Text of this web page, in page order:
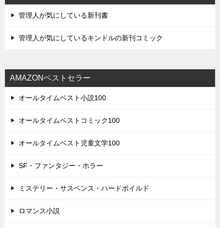
管理人が気にしている新刊書
管理人が気にしているキンドルの新刊コミック
AMAZONベストセラー
オールタイムベスト小説100
オールタイムベストコミック100
オールタイムベスト児童文学100
SF・ファンタジー・ホラー
ミステリー・サスペンス・ハードボイルド
ロマンス小説